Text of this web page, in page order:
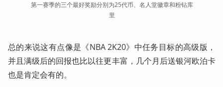
第一赛季的三个最好奖励分别为25代币、名人堂徽章和粉钻库
里
总的来说这有点像是《NBA 2K20》中任务目标的高级版，
并且满级后的回报也比以往更丰富，几个月后送银河欧泊卡
也是肯定会有的。